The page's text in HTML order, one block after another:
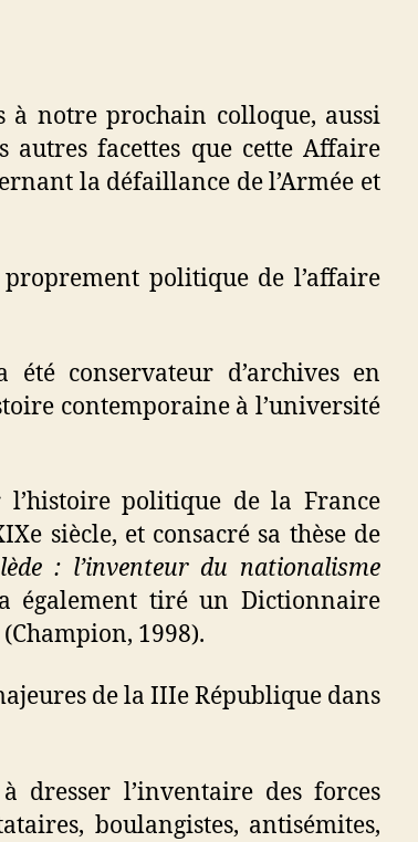
à notre prochain colloque, aussi
facettes que cette Affaire
la défaillance de l’Armée et
politique de l’affaire
conservateur d’archives en
contemporaine à l’université
politique de la France
siècle, et consacré sa thèse de
: l’inventeur du nationalisme
également tiré un Dictionnaire
1998).
de la IIIe République dans
dresser l’inventaire des forces
boulangistes, antisémites,